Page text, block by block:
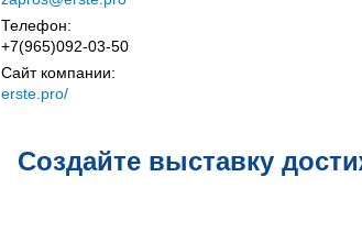
Телефон:
+7(965)092-03-50
Сайт компании:
erste.pro/
Создайте выставку